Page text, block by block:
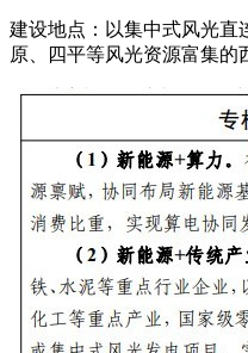
建设地点：以集中式风光直
原、四平等风光资源富集的